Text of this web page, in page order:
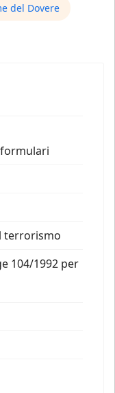
del Dovere
terrorismo
104/1992 per